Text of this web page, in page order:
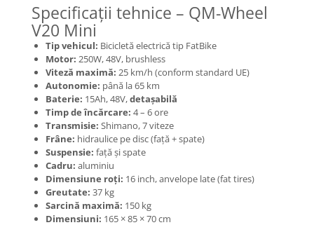
Cabluri pentru baterii
Componente baterii
Localizatoare GPS
Mecanică
Furci / mânere principale &
secundare
Pliere, pasadores & tije
Crickuri / suporturi parcare
Suspensii & amortizoare
Rulmenți
Transmisii & lanțuri
Claxoane / sonerii (timbres)
Specificații tehnice – QM-Wheel
V20 Mini
Tip vehicul: Bicicletă electrică tip FatBike
Motor: 250W, 48V, brushless
Viteză maximă: 25 km/h (conform standard UE)
Autonomie: până la 65 km
Baterie: 15Ah, 48V,detașabilă
Timp de încărcare: 4 – 6 ore
Transmisie: Shimano, 7 viteze
Frâne: hidraulice pe disc (față + spate)
Suspensie: față și spate
Cadru: aluminiu
Dimensiune roți: 16 inch, anvelope late (fat tires)
Greutate: 37 kg
Sarcină maximă: 150 kg
Dimensiuni: 165 × 85 × 70 cm